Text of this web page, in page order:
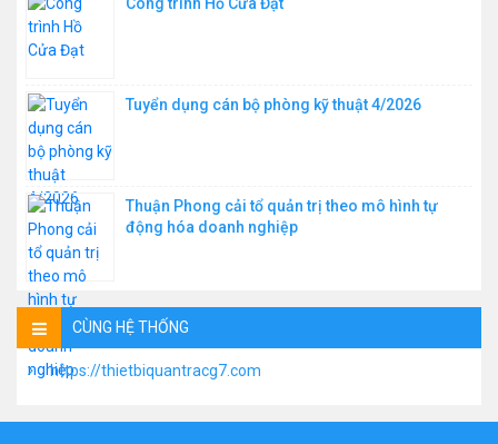
Tuyển dụng cán bộ phòng kỹ thuật 4/2026
Thuận Phong cải tổ quản trị theo mô hình tự
động hóa doanh nghiệp
CÙNG HỆ THỐNG
https://thietbiquantracg7.com